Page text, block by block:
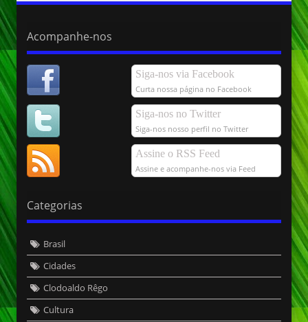
Acompanhe-nos
Siga-nos via Facebook
Curta nossa página no Facebook
Siga-nos no Twitter
Siga-nos nosso perfil no Twitter
Assine o RSS Feed
Assine e acompanhe-nos via Feed
Categorias
Brasil
Cidades
Clodoaldo Rêgo
Cultura